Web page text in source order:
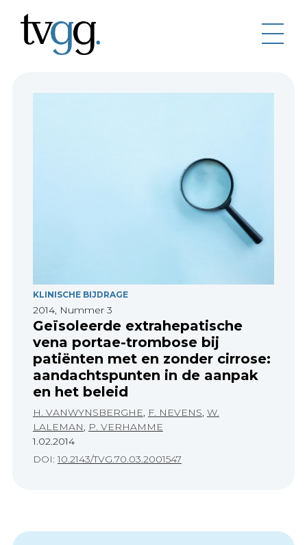
KLINISCHE BIJDRAGE
2014, Nummer 3
Geïsoleerde extrahepatische
vena portae-trombose bij
patiënten met en zonder cirrose:
aandachtspunten in de aanpak
en het beleid
H. VANWYNSBERGHE, F. NEVENS, W.
LALEMAN, P. VERHAMME
1.02.2014
DOI:10.2143/TVG.70.03.2001547